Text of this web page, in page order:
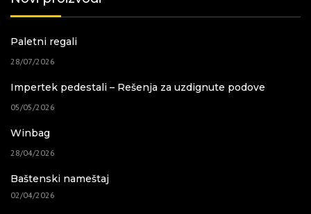
Paletni regali
28/07/2026
Impertek pedestali – Rešenja za uzdignute podove
05/05/2026
Winbag
28/04/2026
Baštenski nameštaj
02/04/2026